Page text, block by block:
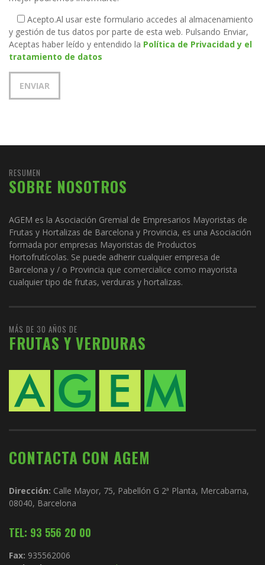
Acepto.Al usar este formulario accedes al almacenamiento
y gestión de tus datos por parte de esta web. Pulsando Enviar,
Aceptas haber leído y entendido la Política de Privacidad y el
tratamiento de datos
RESUMEN
SOBRE NOSOTROS
AGEM es la Asociación Gremial de Empresarios Mayoristas de
Frutas y Hortalizas de Barcelona y Provincia, es una Asociación
formada por empresas Mayoristas de Productos
Hortofrutícolas. Se puede adherir cualquier empresa de
Barcelona y / o Provincia que comercialice como mayorista
cualquier tipo de frutas, verduras y hortalizas.
MÁS DE 30 AÑOS DE
FRUTAS Y VERDURAS
CONTACTA CON AGEM
Dirección: Calle Mayor, 75, Pabellón G 2ª Planta, Mercabarna,
08040, Barcelona
TEL: 93 556 20 00
Fax: 935562006